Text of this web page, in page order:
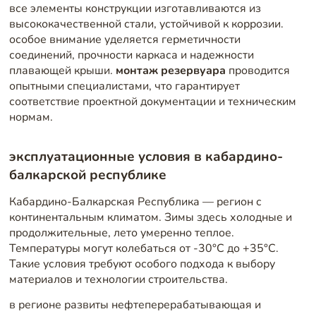
все элементы конструкции изготавливаются из
высококачественной стали, устойчивой к коррозии.
особое внимание уделяется герметичности
соединений, прочности каркаса и надежности
плавающей крыши. монтаж резервуара проводится
опытными специалистами, что гарантирует
соответствие проектной документации и техническим
нормам.
эксплуатационные условия в кабардино-
балкарской республике
Кабардино-Балкарская Республика — регион с
континентальным климатом. Зимы здесь холодные и
продолжительные, лето умеренно теплое.
Температуры могут колебаться от -30°C до +35°C.
Такие условия требуют особого подхода к выбору
материалов и технологии строительства.
в регионе развиты нефтеперерабатывающая и